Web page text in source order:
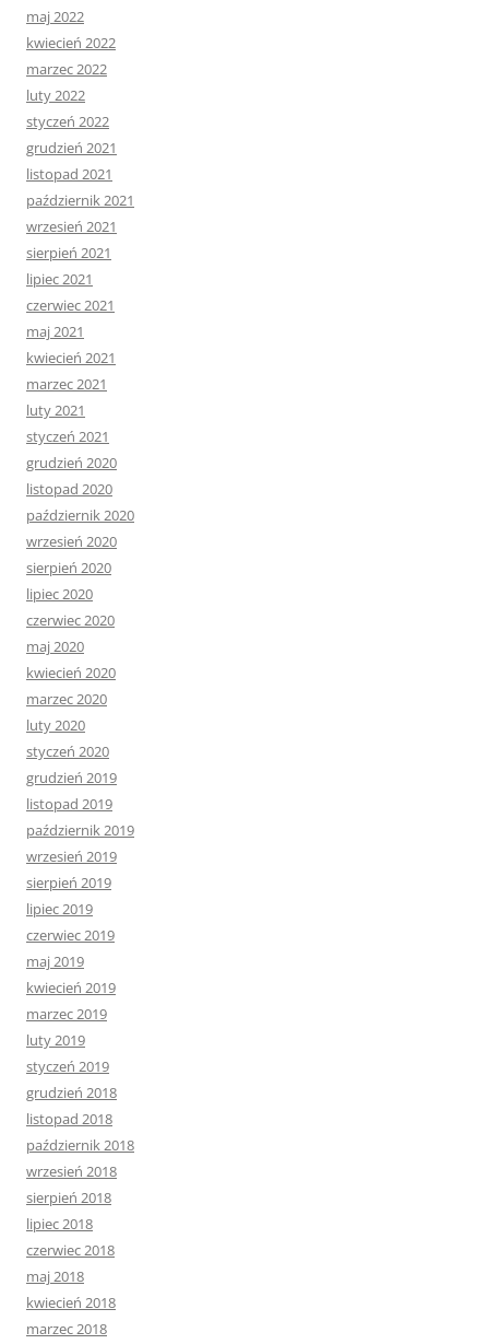
maj 2022
kwiecień 2022
marzec 2022
luty 2022
styczeń 2022
grudzień 2021
listopad 2021
październik 2021
wrzesień 2021
sierpień 2021
lipiec 2021
czerwiec 2021
maj 2021
kwiecień 2021
marzec 2021
luty 2021
styczeń 2021
grudzień 2020
listopad 2020
październik 2020
wrzesień 2020
sierpień 2020
lipiec 2020
czerwiec 2020
maj 2020
kwiecień 2020
marzec 2020
luty 2020
styczeń 2020
grudzień 2019
listopad 2019
październik 2019
wrzesień 2019
sierpień 2019
lipiec 2019
czerwiec 2019
maj 2019
kwiecień 2019
marzec 2019
luty 2019
styczeń 2019
grudzień 2018
listopad 2018
październik 2018
wrzesień 2018
sierpień 2018
lipiec 2018
czerwiec 2018
maj 2018
kwiecień 2018
marzec 2018